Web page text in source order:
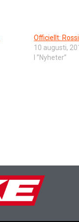
Officiellt:
10 augusti,
I ”Nyheter”